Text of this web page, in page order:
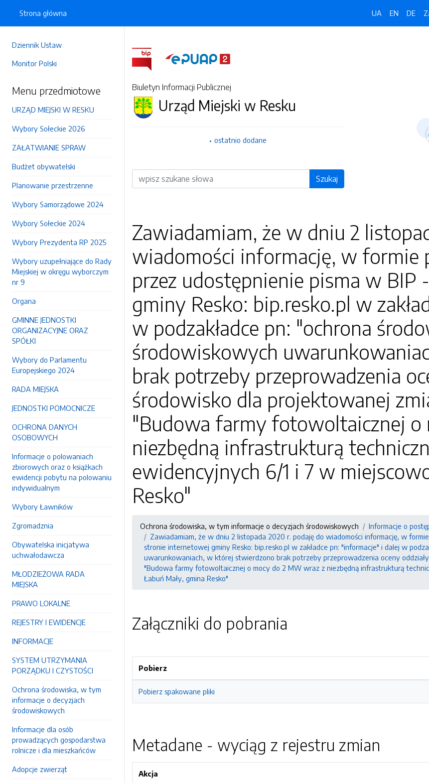
Dziennik Ustaw
Monitor Polski
Menu przedmiotowe
URZĄD MIEJSKI W RESKU
Wybory Sołeckie 2026
ZAŁATWIANIE SPRAW
Budżet obywatelski
Planowanie przestrzenne
Wybory Samorządowe 2024
Wybory Sołeckie 2024
Wybory Prezydenta RP 2025
Wybory uzupełniające do Rady
Miejskiej w okręgu wyborczym
nr 9
Organa
GMINNE JEDNOSTKI
ORGANIZACYJNE ORAZ
SPÓŁKI
Wybory do Parlamentu
Europejskiego 2024
RADA MIEJSKA
JEDNOSTKI POMOCNICZE
OCHRONA DANYCH
OSOBOWYCH
Informacje o polowaniach
zbiorowych oraz o książkach
ewidencji pobytu na polowaniu
indywidualnym
Wybory Ławników
Zgromadznia
Obywatelska inicjatywa
uchwałodawcza
MŁODZIEŻOWA RADA
MIEJSKA
PRAWO LOKALNE
REJESTRY I EWIDENCJE
INFORMACJE
SYSTEM UTRZYMANIA
PORZĄDKU I CZYSTOŚCI
Ochrona środowiska, w tym
informacje o decyzjach
środowiskowych
Informacje dla osób
prowadzących gospodarstwa
rolnicze i dla mieszkańców
Adopcje zwierząt
Strona główna UA EN DE
Biuletyn Informacji Publicznej
Urząd Miejski w Resku
ostatnio dodane
Wyszukiwarka Szukaj
Zawiadamiam, że w dniu 2
wiadomości informację, w formie
przez udostępnienie pisma w
gminy Resko: bip.resko.pl w
w podzakładce pn: "ochrona
środowiskowych
brak potrzeby przeprowadzenia
środowisko dla projektowanej
"Budowa farmy fotowoltaicznej o
niezbędną infrastrukturą
ewidencyjnych 6/1 i 7 w
Resko"
Ochrona środowiska, w tym informacje o decyzjach środowiskowych
Informacje o
Zawiadamiam, że w dniu 2 listopada 2020 r. podaję do wiadomości informację, w
stronie internetowej gminy Resko: bip.resko.pl w zakładce pn: "informacje" i dalej w
uwarunkowaniach, w której stwierdzono brak potrzeby przeprowadzenia oceny
"Budowa farmy fotowoltaicznej o mocy do 2 MW wraz z niezbędną infrastrukturą
Łabuń Mały, gmina Resko"
Załączniki do pobrania
Pobierz
Pobierz spakowane pliki
Metadane - wyciąg z rejestru zmian
Akcja